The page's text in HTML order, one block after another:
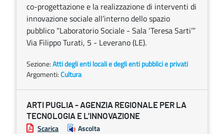
co-progettazione e la realizzazione di interventi di
innovazione sociale all’interno dello spazio
pubblico “Laboratorio Sociale - Sala ‘Teresa Sarti’”
Via Filippo Turati, 5 - Leverano (LE).
Sezione:Atti degli enti locali e degli enti pubblici e privati
Argomenti:Cultura
ARTI PUGLIA - AGENZIA REGIONALE PER LA
TECNOLOGIA E L’INNOVAZIONE
Scarica Ascolta